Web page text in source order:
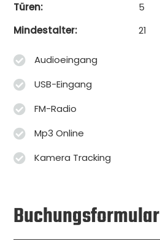
Türen:
5
Mindestalter:
21
Audioeingang
USB-Eingang
FM-Radio
Mp3 Online
Kamera Tracking
Buchungsformular